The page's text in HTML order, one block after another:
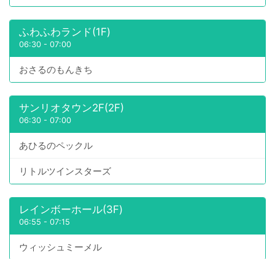
ふわふわランド(1F)
06:30 - 07:00
おさるのもんきち
サンリオタウン2F(2F)
06:30 - 07:00
あひるのペックル
リトルツインスターズ
レインボーホール(3F)
06:55 - 07:15
ウィッシュミーメル